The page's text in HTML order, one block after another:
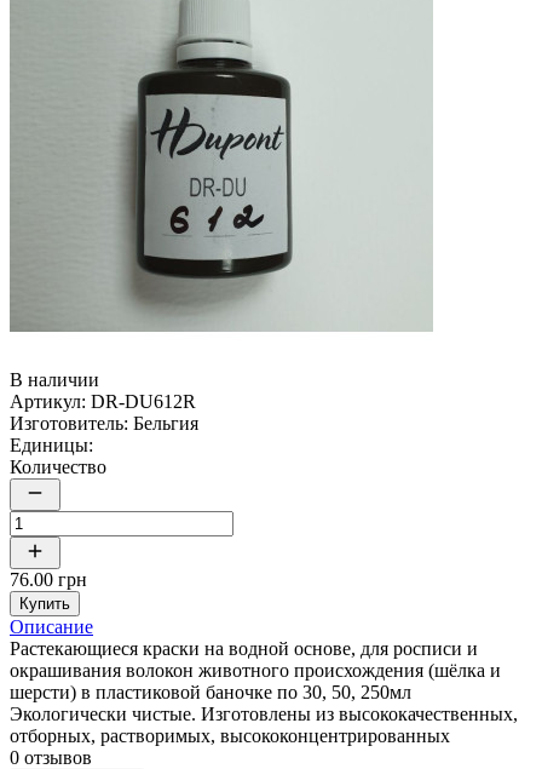
В наличии
Артикул: DR-DU612R
Изготовитель: Бельгия
Единицы:
Количество
76.00 грн
Купить
Описание
Растекающиеся краски на водной основе, для росписи и
окрашивания волокон животного происхождения (шёлка и
шерсти) в пластиковой баночке по 30, 50, 250мл
Экологически чистые. Изготовлены из высококачественных,
отборных, растворимых, высококонцентрированных
0 отзывов